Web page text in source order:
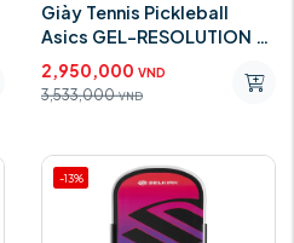
Giày Tennis Pickleball
Asics GEL-RESOLUTION X
1042A285-250
2,950,000 VND
3,533,000 VND
-13%